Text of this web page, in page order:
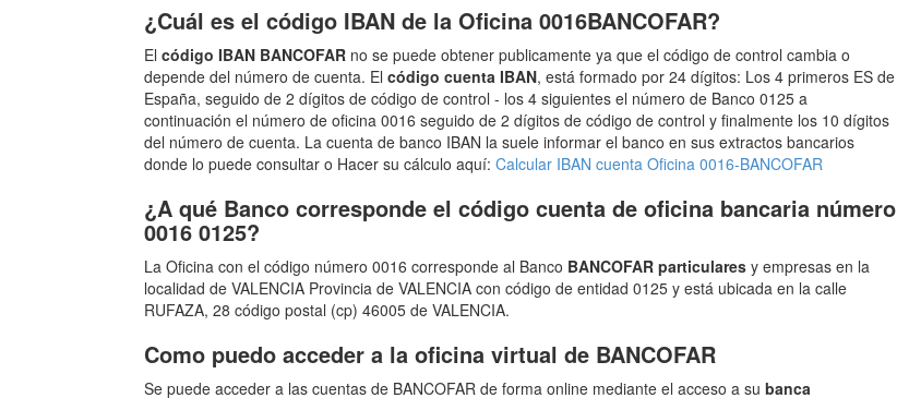
¿Cuál es el código IBAN de la Oficina 0016BANCOFAR?
El código IBAN BANCOFAR no se puede obtener publicamente ya que el código de control cambia o
depende del número de cuenta. El código cuenta IBAN, está formado por 24 dígitos: Los 4 primeros ES de
España, seguido de 2 dígitos de código de control - los 4 siguientes el número de Banco 0125 a
continuación el número de oficina 0016 seguido de 2 dígitos de código de control y finalmente los 10 dígitos
del número de cuenta. La cuenta de banco IBAN la suele informar el banco en sus extractos bancarios
donde lo puede consultar o Hacer su cálculo aquí: Calcular IBAN cuenta Oficina 0016-BANCOFAR
¿A qué Banco corresponde el código cuenta de oficina bancaria número
0016 0125?
La Oficina con el código número 0016 corresponde al Banco BANCOFAR particulares y empresas en la
localidad de VALENCIA Provincia de VALENCIA con código de entidad 0125 y está ubicada en la calle
RUFAZA, 28 código postal (cp) 46005 de VALENCIA.
Como puedo acceder a la oficina virtual de BANCOFAR
Se puede acceder a las cuentas de BANCOFAR de forma online mediante el acceso a su banca